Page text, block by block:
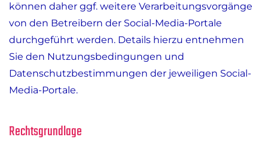
können daher ggf. weitere Verarbeitungsvorgänge
von den Betreibern der Social-Media-Portale
durchgeführt werden. Details hierzu entnehmen
Sie den Nutzungsbedingungen und
Datenschutzbestimmungen der jeweiligen Social-
Media-Portale.
Rechtsgrundlage